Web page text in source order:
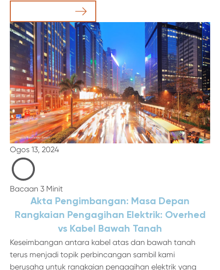
Ogos 13, 2024
Bacaan 3 Minit
Akta Pengimbangan: Masa Depan
Rangkaian Pengagihan Elektrik: Overhed
vs Kabel Bawah Tanah
Keseimbangan antara kabel atas dan bawah tanah
terus menjadi topik perbincangan sambil kami
berusaha untuk rangkaian pengagihan elektrik yang